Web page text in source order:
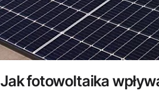
Jak fotowoltaika